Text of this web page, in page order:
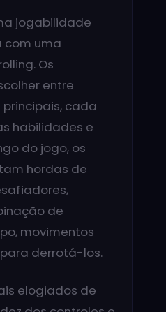
jogabilidade
com uma
Os
entre
cada
habilidades e
do jogo, os
hordas de
de
movimentos
derrotá-los.
elogiados de